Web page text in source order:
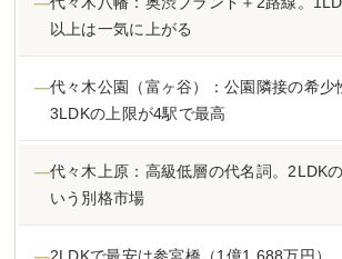
以上は一気に上がる
代々木公園（富ヶ谷）：公園隣接の希少
3LDKの上限が4駅で最高
代々木上原：高級低層の代名詞。2LDK
いう別格市場
2LDKで最安は参宮橋（1億1,688万円）